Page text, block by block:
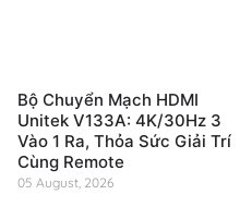
Bộ Chuyển Mạch HDMI
Unitek V133A: 4K/30Hz 3
Vào 1 Ra, Thỏa Sức Giải Trí
Cùng Remote
05 August, 2026